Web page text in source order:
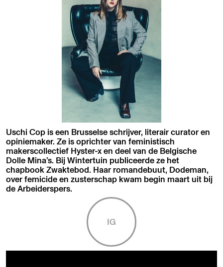
Uschi Cop is een Brusselse schrijver, literair curator en
opiniemaker. Ze is oprichter van feministisch
makerscollectief Hyster-x en deel van de Belgische
Dolle Mina’s. Bij Wintertuin publiceerde ze het
chapbook Zwaktebod. Haar romandebuut, Dodeman,
over femicide en zusterschap kwam begin maart uit bij
de Arbeiderspers.
IG